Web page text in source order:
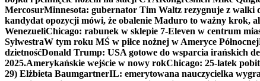
MercosurMinnesota: gubernator Tim Waltz rezygnuje z walki
kandydat opozycji mówi, że obalenie Maduro to ważny krok,
WenezueliChicago: rabunek w sklepie 7-Eleven w centrum
SylwestraW tym roku MŚ w piłce nożnej w Ameryce Północnej
dzietnośćDonald Trump: USA gotowe do wsparcia irańskich
2025.Amerykańskie wejście w nowy rokChicago: 25-latek
29) Elżbieta BaumgartnerIL: emerytowana nauczycielka